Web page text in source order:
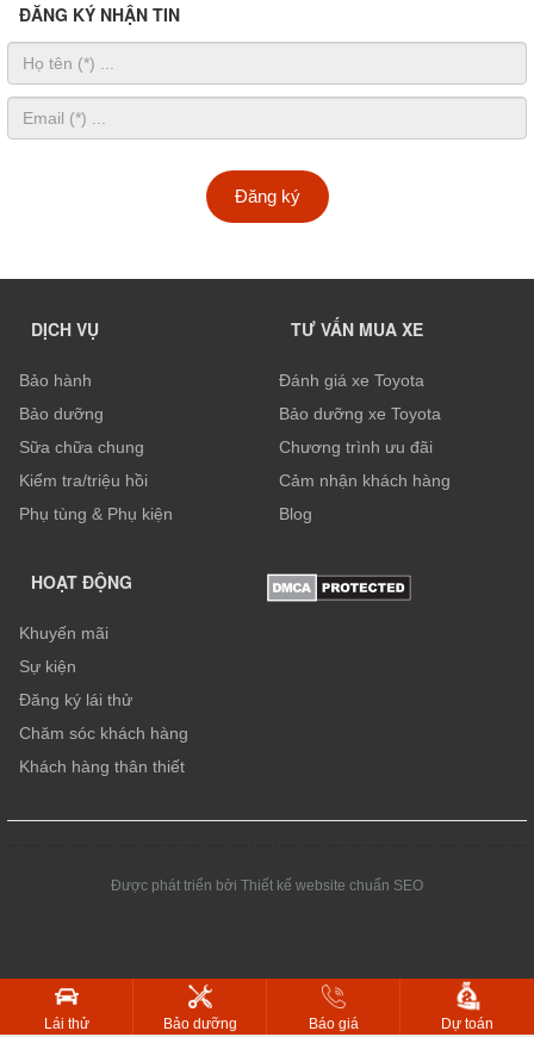
ĐĂNG KÝ NHẬN TIN
Đăng ký
DỊCH VỤ
Bảo hành
Bảo dưỡng
Sữa chữa chung
Kiểm tra/triệu hồi
Phụ tùng & Phụ kiện
TƯ VẤN MUA XE
Đánh giá xe Toyota
Bảo dưỡng xe Toyota
Chương trình ưu đãi
Cảm nhận khách hàng
Blog
HOẠT ĐỘNG
Khuyến mãi
Sự kiện
Đăng ký lái thử
Chăm sóc khách hàng
Khách hàng thân thiết
Được phát triển bởi Thiết kế website chuẩn SEO
Lái thử Bảo dưỡng Báo giá Dự toán